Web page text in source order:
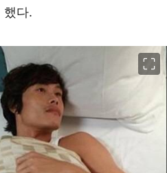
했다.